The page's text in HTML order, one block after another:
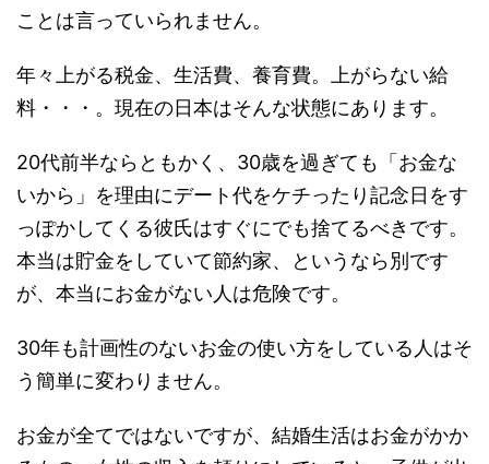
ことは言っていられません。
年々上がる税金、生活費、養育費。上がらない給
料・・・。現在の日本はそんな状態にあります。
20代前半ならともかく、30歳を過ぎても「お金な
いから」を理由にデート代をケチったり記念日をす
っぽかしてくる彼氏はすぐにでも捨てるべきです。
本当は貯金をしていて節約家、というなら別です
が、本当にお金がない人は危険です。
30年も計画性のないお金の使い方をしている人はそ
う簡単に変わりません。
お金が全てではないですが、結婚生活はお金がかか